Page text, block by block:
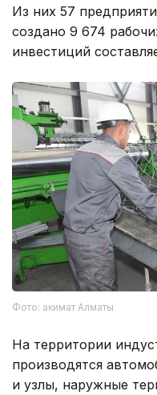
Из них 57
создано 9 674
инвестиций
Фото: акимат Алматы
На территории
производятся
и узлы, наружные